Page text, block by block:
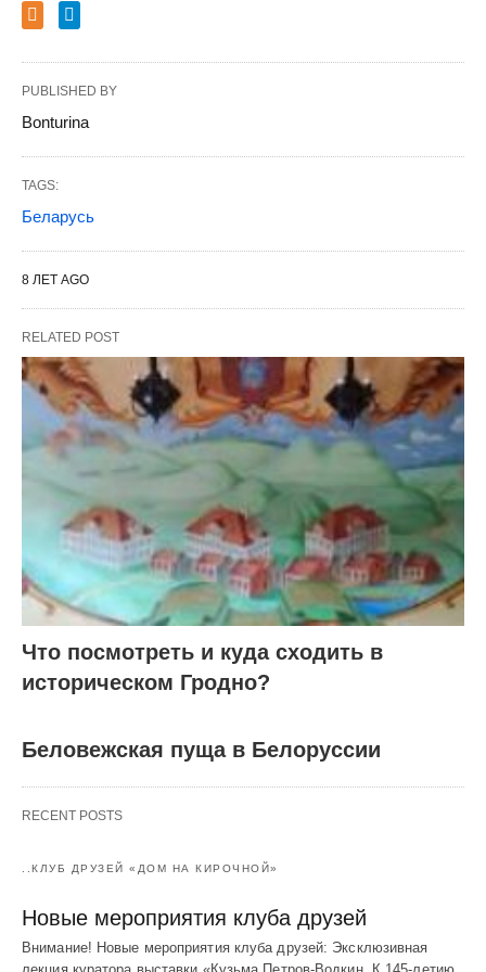
PUBLISHED BY
Bonturina
TAGS:
Беларусь
8 ЛЕТ AGO
RELATED POST
Что посмотреть и куда сходить в
историческом Гродно?
Беловежская пуща в Белоруссии
RECENT POSTS
..КЛУБ ДРУЗЕЙ «ДОМ НА КИРОЧНОЙ»
Новые мероприятия клуба друзей
Внимание! Новые мероприятия клуба друзей: Эксклюзивная